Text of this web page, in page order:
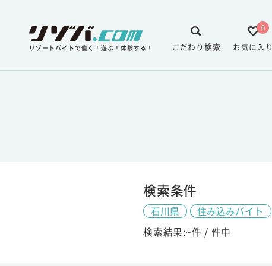
リゾートバイトで働く！遊ぶ！体験する！
0
お気に入り
こだわり検索
検索条件
石川県
住み込みバイト
検索結果:~件 / 件中